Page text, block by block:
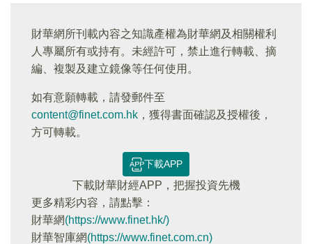
財華網所刊載內容之知識產權為財華網及相關權利
人專屬所有或持有。未經許可，禁止進行轉載、摘
編、複製及建立鏡像等任何使用。
如有意願轉載，請發郵件至
content@finet.com.hk ，獲得書面確認及授權後，
方可轉載。
下載APP
下載財華財經APP，把握投資先機
更多精彩内容，請點擊：
財華網(https://www.finet.hk/)
財華智庫網(https://www.finet.com.cn)